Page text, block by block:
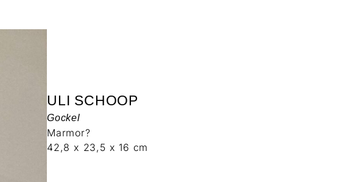
ULI SCHOOP
Gockel
Marmor?
42,8 x 23,5 x 16 cm